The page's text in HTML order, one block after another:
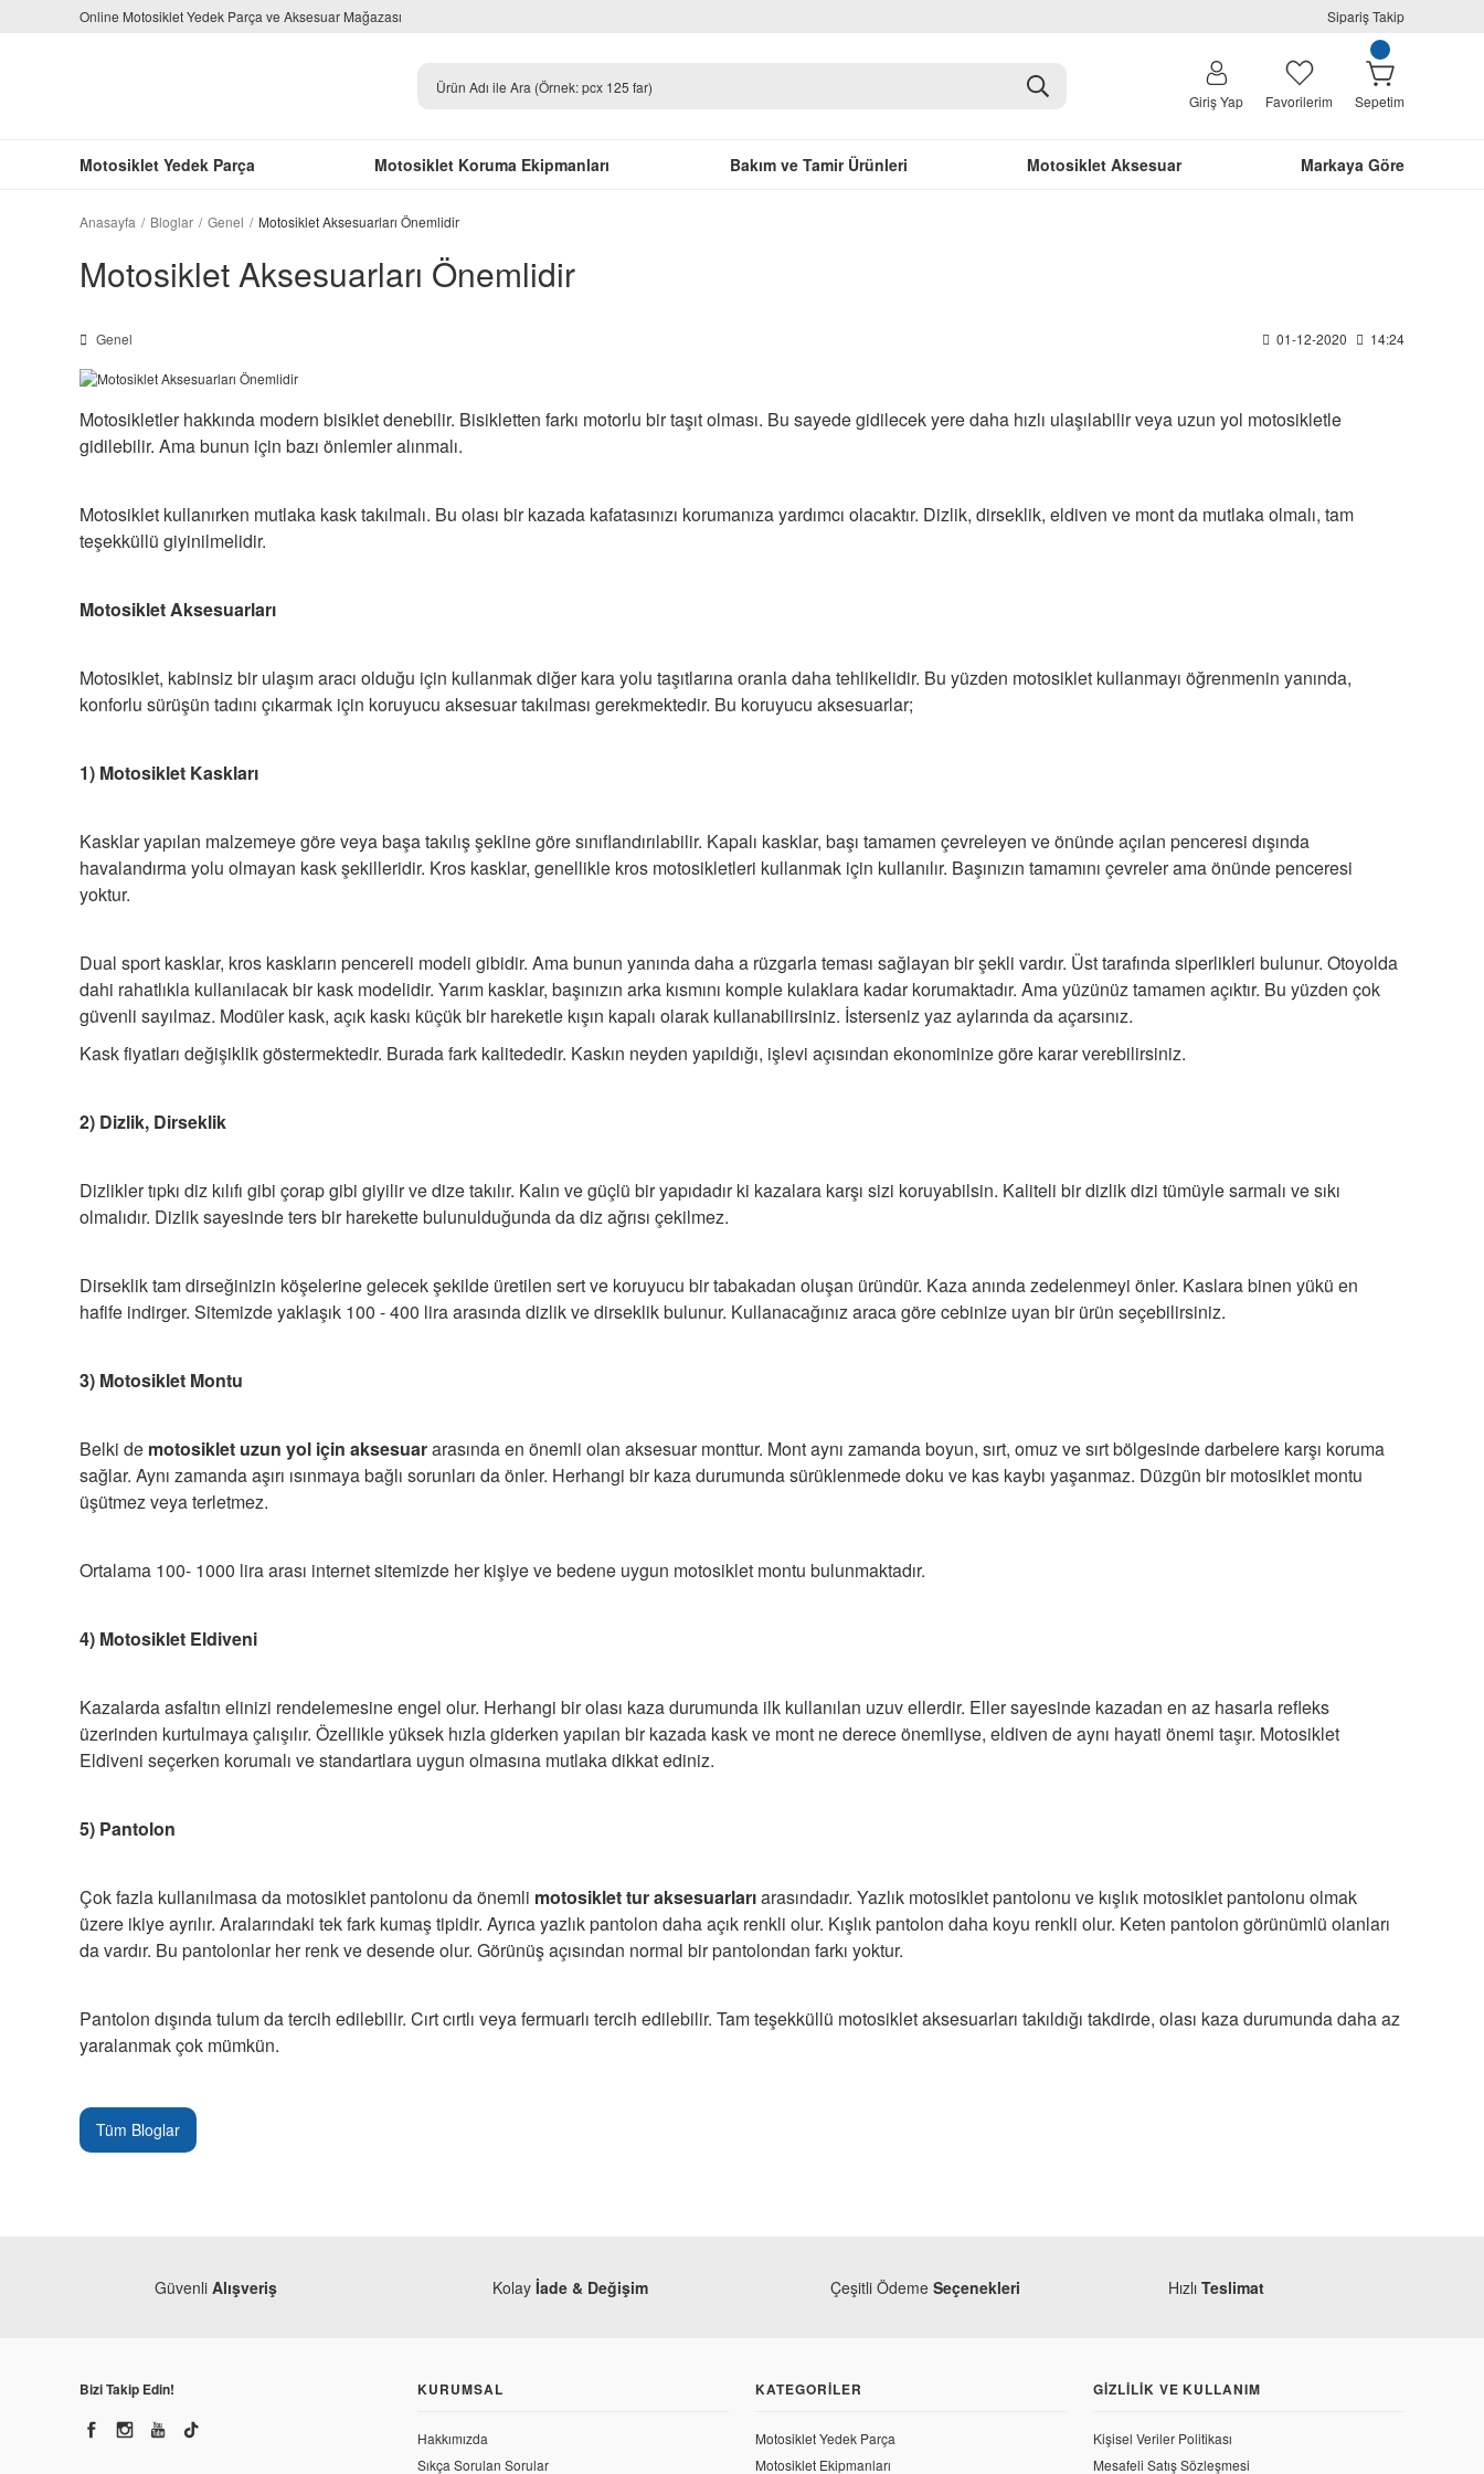
Online Motosiklet Yedek Parça ve Aksesuar Mağazası Sipariş Takip
Giriş Yap Favorilerim Sepetim
Motosiklet Yedek Parça Motosiklet Koruma Ekipmanları Bakım ve Tamir Ürünleri Motosiklet Aksesuar Markaya Göre
Anasayfa Bloglar Genel Motosiklet Aksesuarları Önemlidir
Motosiklet Aksesuarları Önemlidir
Genel 01-12-2020 14:24
Motosikletler hakkında modern bisiklet denebilir. Bisikletten farkı motorlu bir taşıt olması. Bu sayede gidilecek yere daha hızlı ulaşılabilir veya uzun yol motosikletle
gidilebilir. Ama bunun için bazı önlemler alınmalı.
Motosiklet kullanırken mutlaka kask takılmalı. Bu olası bir kazada kafatasınızı korumanıza yardımcı olacaktır. Dizlik, dirseklik, eldiven ve mont da mutlaka olmalı, tam
teşekküllü giyinilmelidir.
Motosiklet Aksesuarları
Motosiklet, kabinsiz bir ulaşım aracı olduğu için kullanmak diğer kara yolu taşıtlarına oranla daha tehlikelidir. Bu yüzden motosiklet kullanmayı öğrenmenin yanında,
konforlu sürüşün tadını çıkarmak için koruyucu aksesuar takılması gerekmektedir. Bu koruyucu aksesuarlar;
1) Motosiklet Kaskları
Kasklar yapılan malzemeye göre veya başa takılış şekline göre sınıflandırılabilir. Kapalı kasklar, başı tamamen çevreleyen ve önünde açılan penceresi dışında
havalandırma yolu olmayan kask şekilleridir. Kros kasklar, genellikle kros motosikletleri kullanmak için kullanılır. Başınızın tamamını çevreler ama önünde penceresi
yoktur.
Dual sport kasklar, kros kaskların pencereli modeli gibidir. Ama bunun yanında daha a rüzgarla teması sağlayan bir şekli vardır. Üst tarafında siperlikleri bulunur. Otoyolda
dahi rahatlıkla kullanılacak bir kask modelidir. Yarım kasklar, başınızın arka kısmını komple kulaklara kadar korumaktadır. Ama yüzünüz tamamen açıktır. Bu yüzden çok
güvenli sayılmaz. Modüler kask, açık kaskı küçük bir hareketle kışın kapalı olarak kullanabilirsiniz. İsterseniz yaz aylarında da açarsınız.
Kask fiyatları değişiklik göstermektedir. Burada fark kalitededir. Kaskın neyden yapıldığı, işlevi açısından ekonominize göre karar verebilirsiniz.
2) Dizlik, Dirseklik
Dizlikler tıpkı diz kılıfı gibi çorap gibi giyilir ve dize takılır. Kalın ve güçlü bir yapıdadır ki kazalara karşı sizi koruyabilsin. Kaliteli bir dizlik dizi tümüyle sarmalı ve sıkı
olmalıdır. Dizlik sayesinde ters bir harekette bulunulduğunda da diz ağrısı çekilmez.
Dirseklik tam dirseğinizin köşelerine gelecek şekilde üretilen sert ve koruyucu bir tabakadan oluşan üründür. Kaza anında zedelenmeyi önler. Kaslara binen yükü en
hafife indirger. Sitemizde yaklaşık 100 - 400 lira arasında dizlik ve dirseklik bulunur. Kullanacağınız araca göre cebinize uyan bir ürün seçebilirsiniz.
3) Motosiklet Montu
Belki de motosiklet uzun yol için aksesuararasında en önemli olan aksesuar monttur. Mont aynı zamanda boyun, sırt, omuz ve sırt bölgesinde darbelere karşı koruma
sağlar. Aynı zamanda aşırı ısınmaya bağlı sorunları da önler. Herhangi bir kaza durumunda sürüklenmede doku ve kas kaybı yaşanmaz. Düzgün bir motosiklet montu
üşütmez veya terletmez.
Ortalama 100- 1000 lira arası internet sitemizde her kişiye ve bedene uygun motosiklet montu bulunmaktadır.
4) Motosiklet Eldiveni
Kazalarda asfaltın elinizi rendelemesine engel olur. Herhangi bir olası kaza durumunda ilk kullanılan uzuv ellerdir. Eller sayesinde kazadan en az hasarla refleks
üzerinden kurtulmaya çalışılır. Özellikle yüksek hızla giderken yapılan bir kazada kask ve mont ne derece önemliyse, eldiven de aynı hayati önemi taşır. Motosiklet
Eldiveni seçerken korumalı ve standartlara uygun olmasına mutlaka dikkat ediniz.
5) Pantolon
Çok fazla kullanılmasa da motosiklet pantolonu da önemli motosiklet tur aksesuarlarıarasındadır. Yazlık motosiklet pantolonu ve kışlık motosiklet pantolonu olmak
üzere ikiye ayrılır. Aralarındaki tek fark kumaş tipidir. Ayrıca yazlık pantolon daha açık renkli olur. Kışlık pantolon daha koyu renkli olur. Keten pantolon görünümlü olanları
da vardır. Bu pantolonlar her renk ve desende olur. Görünüş açısından normal bir pantolondan farkı yoktur.
Pantolon dışında tulum da tercih edilebilir. Cırt cırtlı veya fermuarlı tercih edilebilir. Tam teşekküllü motosiklet aksesuarları takıldığı takdirde, olası kaza durumunda daha az
yaralanmak çok mümkün.
Tüm Bloglar
Güvenli Alışveriş Kolay İade & Değişim Çeşitli Ödeme Seçenekleri Hızlı Teslimat
Bizi Takip Edin! KURUMSAL
Hakkımızda
Sıkça Sorulan Sorular
KATEGORILER
Motosiklet Yedek Parça
Motosiklet Ekipmanları
GIZLILIK VE KULLANIM
Kişisel Veriler Politikası
Mesafeli Satış Sözleşmesi